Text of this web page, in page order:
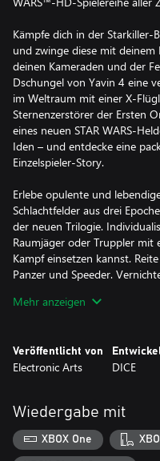
Kämpfe dich in der Starkiller-
und zwinge diese mit
deinen Kameraden und der
Dschungel von Yavin 4 eine
im Weltraum mit einer X-
Sternenzerstörer der Ersten
eines neuen STAR WARS-
Iden – und entdecke eine
Einzelspieler-Story.
Erlebe opulente und
Schlachtfelder aus drei
der neuen Trilogie.
Raumjäger oder Truppler mit
Kampf einsetzen kannst.
Panzer und Speeder.
Ren, Darth Maul oder Han
Bestimme die Reise deines
Ein neuer Held, eine
Schlüpfe im Rahmen einer
umspannenden, neuen STAR
Mehr anzeigen
Veröffentlicht von
Electronic Arts DICE
Wiedergabe mit
XBOX One